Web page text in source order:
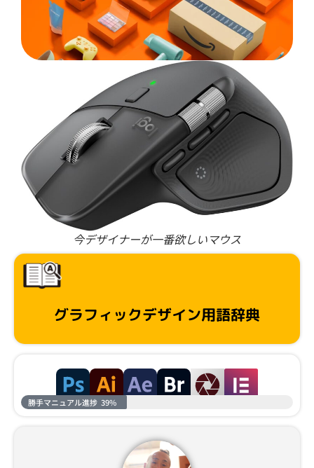
今デザイナーが一番欲しいマウス
グラフィックデザイン用語辞典
勝手マニュアル進捗 39%